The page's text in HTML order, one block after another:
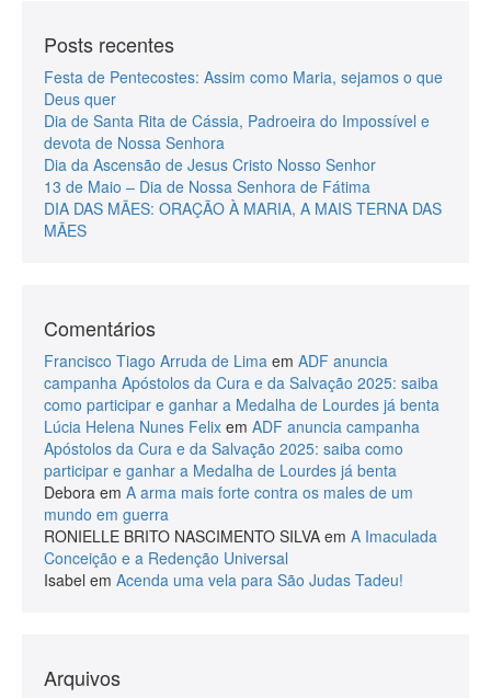
Posts recentes
Festa de Pentecostes: Assim como Maria, sejamos o que
Deus quer
Dia de Santa Rita de Cássia, Padroeira do Impossível e
devota de Nossa Senhora
Dia da Ascensão de Jesus Cristo Nosso Senhor
13 de Maio – Dia de Nossa Senhora de Fátima
DIA DAS MÃES: ORAÇÃO À MARIA, A MAIS TERNA DAS
MÃES
Comentários
Francisco Tiago Arruda de Lima em ADF anuncia
campanha Apóstolos da Cura e da Salvação 2025: saiba
como participar e ganhar a Medalha de Lourdes já benta
Lúcia Helena Nunes Felix em ADF anuncia campanha
Apóstolos da Cura e da Salvação 2025: saiba como
participar e ganhar a Medalha de Lourdes já benta
Debora em A arma mais forte contra os males de um
mundo em guerra
RONIELLE BRITO NASCIMENTO SILVA em A Imaculada
Conceição e a Redenção Universal
Isabel em Acenda uma vela para São Judas Tadeu!
Arquivos